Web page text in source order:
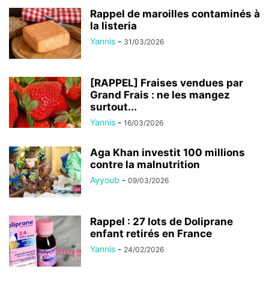
Rappel de maroilles contaminés à
la listeria
Yannis - 31/03/2026
[RAPPEL] Fraises vendues par
Grand Frais : ne les mangez
surtout...
Yannis - 16/03/2026
Aga Khan investit 100 millions
contre la malnutrition
Ayyoub - 09/03/2026
Rappel : 27 lots de Doliprane
enfant retirés en France
Yannis - 24/02/2026